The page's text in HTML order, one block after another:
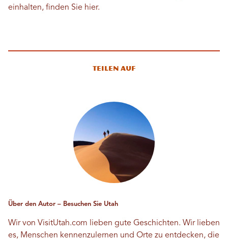
einhalten, finden Sie hier.
Teilen auf
Über den Autor – Besuchen Sie Utah
Wir von VisitUtah.com lieben gute Geschichten. Wir lieben
es, Menschen kennenzulernen und Orte zu entdecken, die